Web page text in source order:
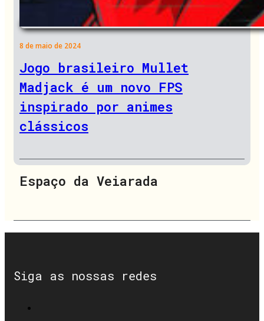
8 de maio de 2024
Jogo brasileiro Mullet
Madjack é um novo FPS
inspirado por animes
clássicos
Espaço da Veiarada
Siga as nossas redes